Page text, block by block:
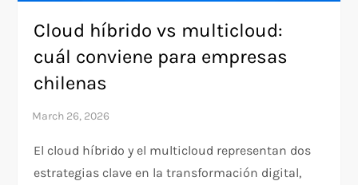
Cloud híbrido vs multicloud:
cuál conviene para empresas
chilenas
El cloud híbrido y el multicloud representan dos
estrategias clave en la transformación digital,